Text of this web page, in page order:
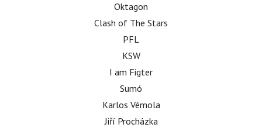
Oktagon
Clash of The Stars
PFL
KSW
I am Figter
Sumó
Karlos Vémola
Jiří Procházka